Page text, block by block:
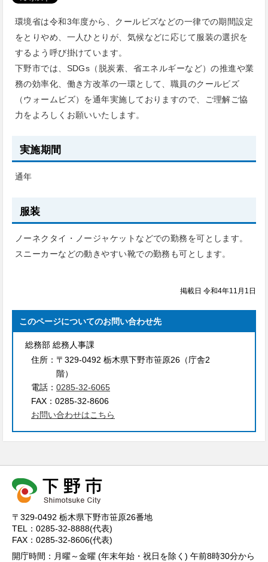
環境省は令和3年度から、クールビズなどの一律での期間設定
をとりやめ、一人ひとりが、気候などに応じて服装の選択を
するよう呼び掛けています。
下野市では、SDGs（脱炭素、省エネルギーなど）の推進や業
務の効率化、働き方改革の一環として、職員のクールビズ
（ウォームビズ）を通年実施しておりますので、ご理解ご協
力をよろしくお願いいたします。
実施期間
通年
服装
ノーネクタイ・ノージャケットなどでの勤務を可とします。
スニーカーなどの動きやすい靴での勤務も可とします。
掲載日 令和4年11月1日
このページについてのお問い合わせ先
総務部 総務人事課
住所： 〒329-0492 栃木県下野市笹原26（庁舎2
階）
電話： 0285-32-6065
FAX： 0285-32-8606
お問い合わせはこちら
〒329-0492 栃木県下野市笹原26番地
TEL：0285-32-8888(代表)
FAX：0285-32-8606(代表)
開庁時間：月曜～金曜 (年末年始・祝日を除く) 午前8時30分から